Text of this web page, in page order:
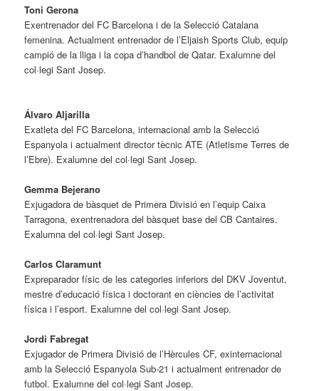
Toni Gerona
Exentrenador del FC Barcelona i de la Selecció Catalana
femenina. Actualment entrenador de l’Eljaish Sports Club, equip
campió de la lliga i la copa d’handbol de Qatar. Exalumne del
col·legi Sant Josep.
Álvaro Aljarilla
Exatleta del FC Barcelona, internacional amb la Selecció
Espanyola i actualment director tècnic ATE (Atletisme Terres de
l’Ebre). Exalumne del col·legi Sant Josep.
Gemma Bejerano
Exjugadora de bàsquet de Primera Divisió en l’equip Caixa
Tarragona, exentrenadora del bàsquet base del CB Cantaires.
Exalumna del col·legi Sant Josep.
Carlos Claramunt
Expreparador físic de les categories inferiors del DKV Joventut,
mestre d’educació física i doctorant en ciències de l’activitat
física i l’esport. Exalumne del col·legi Sant Josep.
Jordi Fabregat
Exjugador de Primera Divisió de l’Hèrcules CF, exinternacional
amb la Selecció Espanyola Sub-21 i actualment entrenador de
futbol. Exalumne del col·legi Sant Josep.